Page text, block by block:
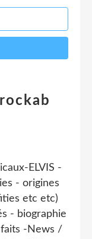
ELVIS -
- origines
etc etc)
- biographie
faits -News /